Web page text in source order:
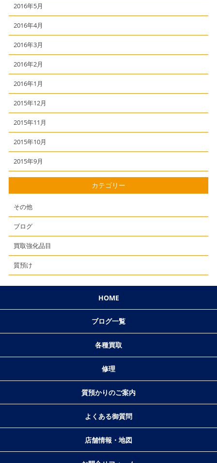
2016年5月
2016年4月
2016年3月
2016年2月
2016年1月
2015年12月
2015年11月
2015年10月
2015年9月
カテゴリー
その他
ブログ
買取強化品目
質預け
HOME
ブログ一覧
各種買取
修理
質預かりのご案内
よくある御質問
店舗情報・地図